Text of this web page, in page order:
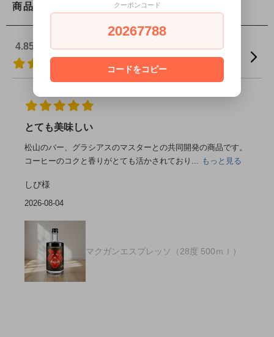
商品レビュー
4.85
とても美味しい
松山のバー、グラシアスのマスターとの共同開発の商品です。
コーヒーのコクと香りがとても活かされており... もっと見る
しび様
2026-08-04
マクガンエスプレッソ（28度 500ｍｌ）
クーポンコード
20267788
コードをコピー